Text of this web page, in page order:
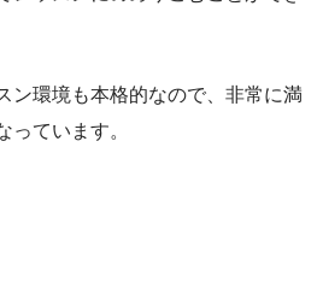
ン環境も本格的なので、非常に満
っています。